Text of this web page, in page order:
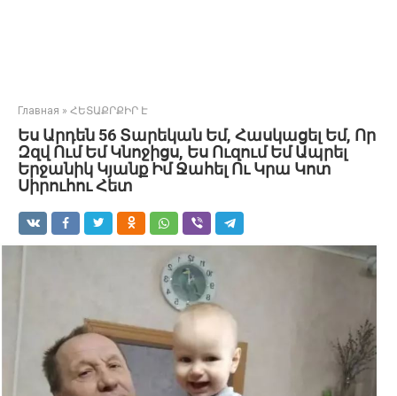
Главная » ՀԵՏԱՔՐՔԻՐ Է
Ես Արդեն 56 Տարեկան Եմ, Հասկացել Եմ, Որ
Զզվ Ում Եմ Կնոջիցս, Ես Ուզում Եմ Ապրել
Երջանիկ Կյանք Իմ Ջահել Ու Կրա Կոտ
Սիրուհու Հետ